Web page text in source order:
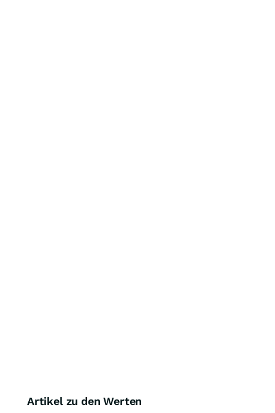
Artikel zu den Werten